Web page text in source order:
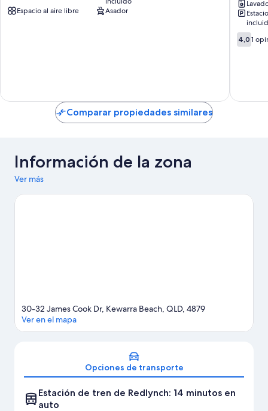
PetEspacio al aire libre
Asador
Near
Beach
Beach
4.0
de
4,0 1
Comparar propiedades similares
Información de la zona
Ver más
Mapa
30-32 James Cook Dr, Kewarra Beach, QLD, 4879
Ver en el mapa
Opciones de transporte
Estación de tren de Redlynch: 14 minutos en
auto